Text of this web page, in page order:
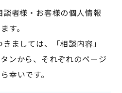
者様・お客様の個人情報
す。
ましては、「相談内容」
ンから、それぞれのページ
幸いです。